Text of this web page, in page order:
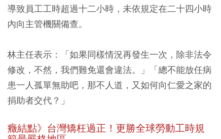
導致員工工時超過十二小時，未依規定在二十四小時
內向主管機關備查。
林主任表示：「如果同樣情況再發生一次，除非法令
修改，不然，我們難免還會違法。」「總不能放任病
患一人孤單無助吧，那不人道，又如何向仁愛之家的
捐助者交代？」
癥結點》台灣矯枉過正！更勝全球勞動工時規